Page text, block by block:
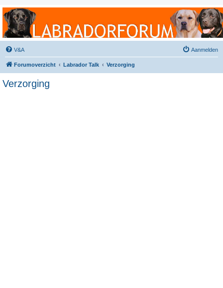
Labradorforum
Het gezelligste Labradorforum van Nederland en België!
V&A Aanmelden
Forumoverzicht Labrador Talk Verzorging
Verzorging